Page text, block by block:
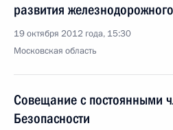
развития
19 октября 2012 года, 15:30
Московская область
Совещание с постоянными
Безопасности